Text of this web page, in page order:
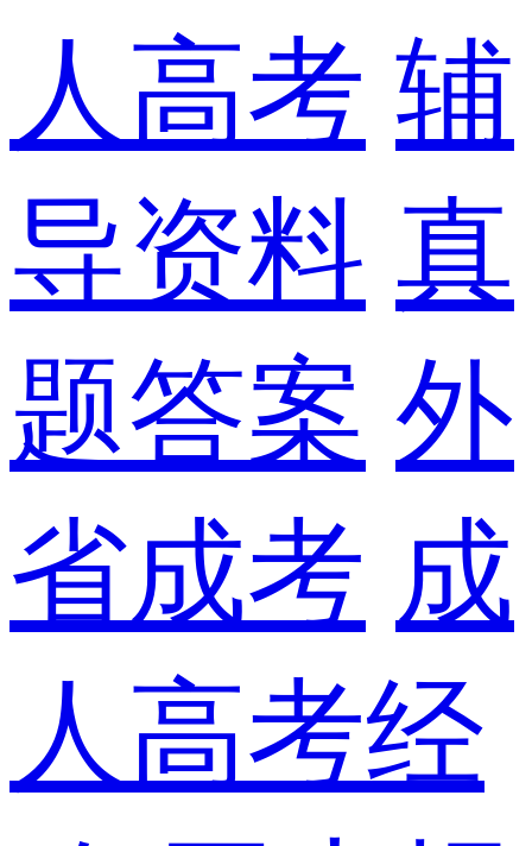
人高考 辅
导资料 真
题答案 外
省成考 成
人高考经